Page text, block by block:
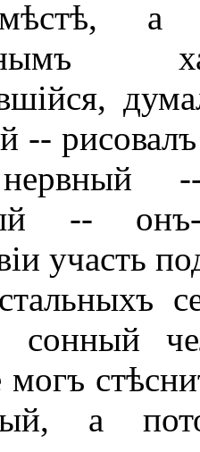
а
--
--
участь
сонный
а